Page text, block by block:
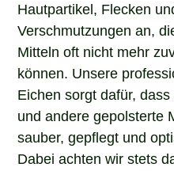
Hautpartikel, Flecken
Verschmutzungen an,
Mitteln oft nicht mehr
können. Unsere
Eichen sorgt dafür,
und andere gepolsterte
sauber, gepflegt und
Dabei achten wir stets